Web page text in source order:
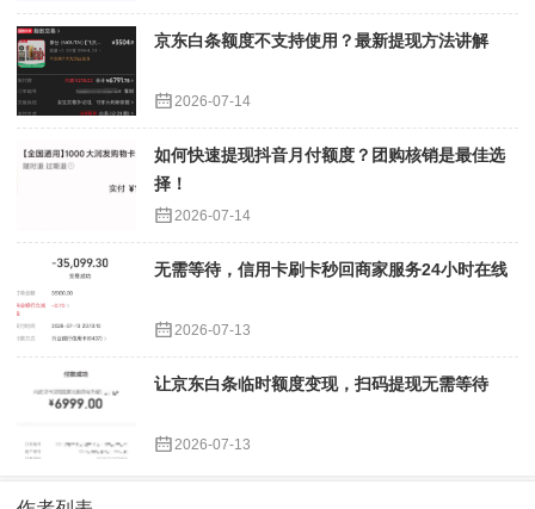
京东白条额度不支持使用？最新提现方法讲解
2026-07-14
如何快速提现抖音月付额度？团购核销是最佳选
择！
2026-07-14
无需等待，信用卡刷卡秒回商家服务24小时在线
2026-07-13
让京东白条临时额度变现，扫码提现无需等待
2026-07-13